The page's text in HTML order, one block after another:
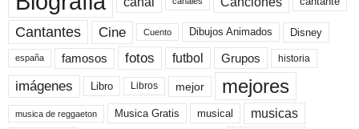
Cantantes Cine Cuento Dibujos Animados Disney
españa famosos fotos futbol Grupos historia
imágenes Libro Libros mejor mejores
musica de reggaeton Musica Gratis musical musicas